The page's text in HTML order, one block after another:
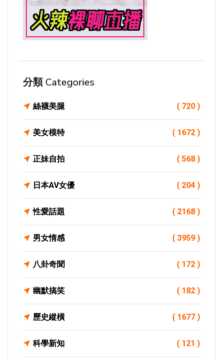
分類 Categories
絲襪美腿 ( 720 )
美女模特 ( 1672 )
正妹自拍 ( 568 )
日本AV女優 ( 204 )
性愛話題 ( 2168 )
男女情感 ( 3959 )
八卦奇聞 ( 172 )
幽默搞笑 ( 182 )
歷史縱橫 ( 1677 )
科學新知 ( 121 )